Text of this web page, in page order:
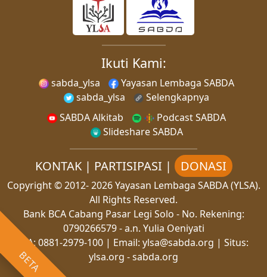
BETA
Ikuti Kami:
sabda_ylsa
Yayasan Lembaga SABDA
sabda_ylsa
Selengkapnya
SABDA Alkitab
Podcast SABDA
Slideshare SABDA
KONTAK| PARTISIPASI | DONASI
Copyright© 2012-2026Yayasan Lembaga SABDA (YLSA).
All Rights Reserved.
Bank BCA Cabang Pasar Legi Solo - No. Rekening:
0790266579 - a.n. Yulia Oeniyati
WA: 0881-2979-100| Email: ylsa@sabda.org | Situs:
ylsa.org -sabda.org